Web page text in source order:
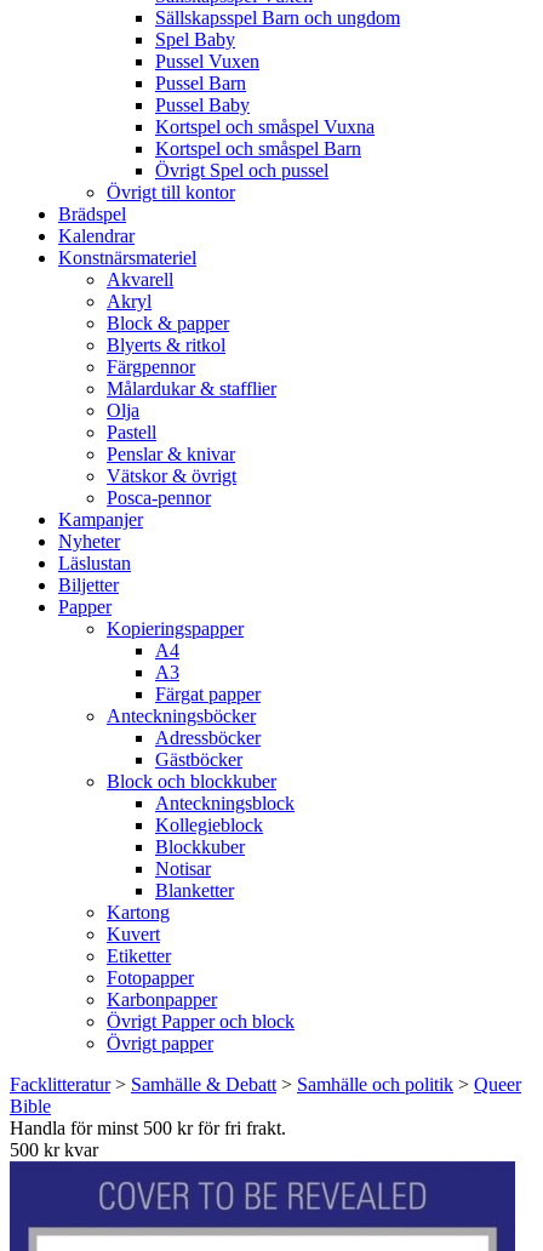
Sällskapsspel Barn och ungdom
Spel Baby
Pussel Vuxen
Pussel Barn
Pussel Baby
Kortspel och småspel Vuxna
Kortspel och småspel Barn
Övrigt Spel och pussel
Övrigt till kontor
Brädspel
Kalendrar
Konstnärsmateriel
Akvarell
Akryl
Block & papper
Blyerts & ritkol
Färgpennor
Målardukar & stafflier
Olja
Pastell
Penslar & knivar
Vätskor & övrigt
Posca-pennor
Kampanjer
Nyheter
Läslustan
Biljetter
Papper
Kopieringspapper
A4
A3
Färgat papper
Anteckningsböcker
Adressböcker
Gästböcker
Block och blockkuber
Anteckningsblock
Kollegieblock
Blockkuber
Notisar
Blanketter
Kartong
Kuvert
Etiketter
Fotopapper
Karbonpapper
Övrigt Papper och block
Övrigt papper
Facklitteratur> Samhälle & Debatt > Samhälle och politik > Queer
Bible
Handla för minst 500 kr för fri frakt.
500 kr kvar